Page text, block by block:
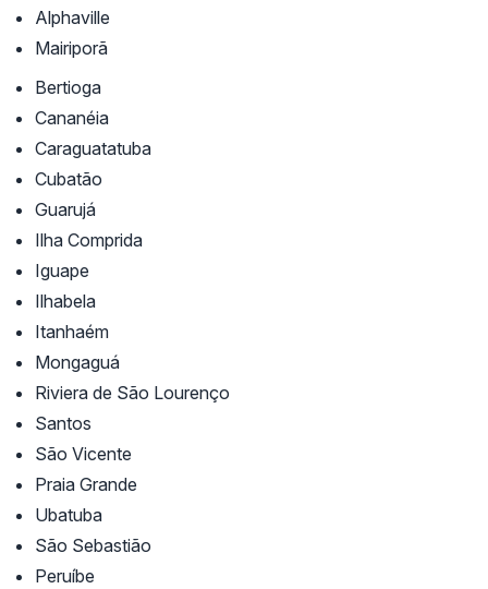
Alphaville
Mairiporã
Bertioga
Cananéia
Caraguatatuba
Cubatão
Guarujá
Ilha Comprida
Iguape
Ilhabela
Itanhaém
Mongaguá
Riviera de São Lourenço
Santos
São Vicente
Praia Grande
Ubatuba
São Sebastião
Peruíbe